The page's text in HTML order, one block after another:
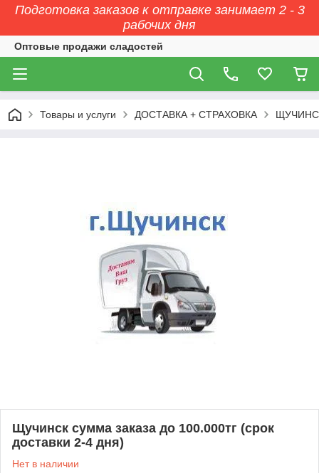
Подготовка заказов к отправке занимает 2 - 3
рабочих дня
Оптовые продажи сладостей
Товары и услуги ДОСТАВКА + СТРАХОВКА
Щучинск сумма заказа до 100.000тг (срок
доставки 2-4 дня)
Нет в наличии